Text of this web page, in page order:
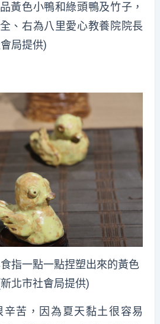
黃色小鴨和綠頭鴨及竹子，
、右為八里愛心教養院院長
局提供)
指一點一點捏塑出來的黃色
北市社會局提供)
辛苦，因為夏天黏土很容易